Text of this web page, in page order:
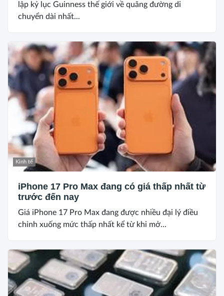
lập kỷ lục Guinness thế giới về quãng đường di
chuyển dài nhất...
Kinh tế
iPhone 17 Pro Max đang có giá thấp nhất từ
trước đến nay
Giá iPhone 17 Pro Max đang được nhiều đại lý điều
chỉnh xuống mức thấp nhất kể từ khi mở...